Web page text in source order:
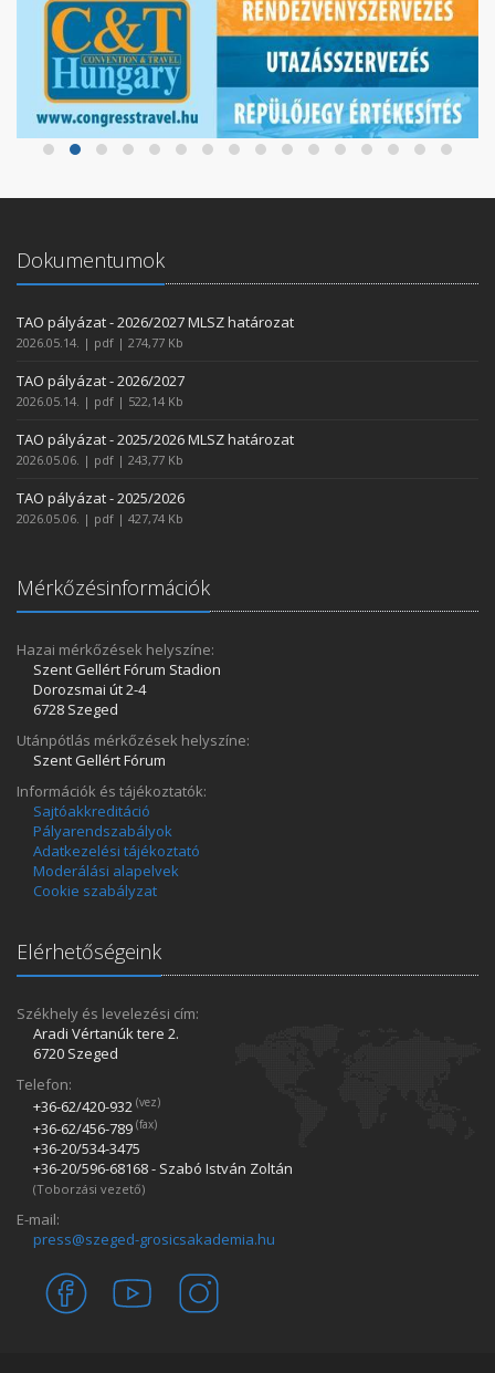
Dokumentumok
TAO pályázat - 2026/2027 MLSZ határozat
2026.05.14. | pdf | 274,77 Kb
TAO pályázat - 2026/2027
2026.05.14. | pdf | 522,14 Kb
TAO pályázat - 2025/2026 MLSZ határozat
2026.05.06. | pdf | 243,77 Kb
TAO pályázat - 2025/2026
2026.05.06. | pdf | 427,74 Kb
Mérkőzésinformációk
Hazai mérkőzések helyszíne:
Szent Gellért Fórum Stadion
Dorozsmai út 2-4
6728 Szeged
Utánpótlás mérkőzések helyszíne:
Szent Gellért Fórum
Információk és tájékoztatók:
Sajtóakkreditáció
Pályarendszabályok
Adatkezelési tájékoztató
Moderálási alapelvek
Cookie szabályzat
Elérhetőségeink
Székhely és levelezési cím:
Aradi Vértanúk tere 2.
6720 Szeged
Telefon:
+36-62/420­-932 (vez)
+36-62/456­-789 (fax)
+36-20/534­-3475
+36-20/596­-68168 - Szabó István Zoltán
(Toborzási vezető)
E-mail:
press@szeged-grosicsakademia.hu